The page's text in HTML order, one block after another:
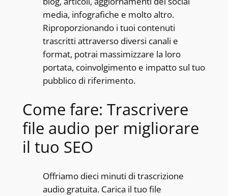
media, infografiche e molto altro.
Riproporzionando i tuoi contenuti
trascritti attraverso diversi canali e
format, potrai massimizzare la loro
portata, coinvolgimento e impatto sul tuo
pubblico di riferimento.
Come fare: Trascrivere
file audio per migliorare
il tuo SEO
Offriamo dieci minuti di trascrizione
audio gratuita. Carica il tuo file